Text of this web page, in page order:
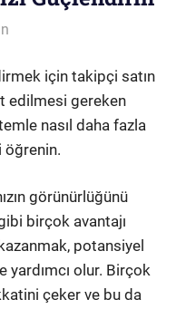
için takipçi satın
edilmesi gereken
nasıl daha fazla
öğrenin.
görünürlüğünü
birçok avantajı
kazanmak, potansiyel
olur. Birçok
çeker ve bu da